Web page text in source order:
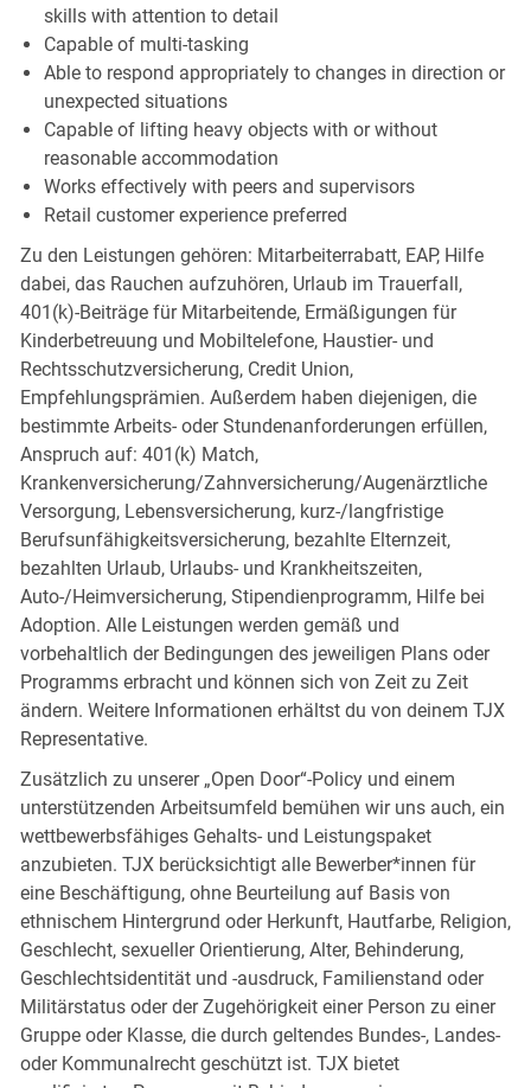
skills with attention to detail
Capable of multi-tasking
Able to respond appropriately to changes in direction or
unexpected situations
Capable of lifting heavy objects with or without
reasonable accommodation
Works effectively with peers and supervisors
Retail customer experience preferred
Zu den Leistungen gehören: Mitarbeiterrabatt, EAP, Hilfe
dabei, das Rauchen aufzuhören, Urlaub im Trauerfall,
401(k)-Beiträge für Mitarbeitende, Ermäßigungen für
Kinderbetreuung und Mobiltelefone, Haustier- und
Rechtsschutzversicherung, Credit Union,
Empfehlungsprämien. Außerdem haben diejenigen, die
bestimmte Arbeits- oder Stundenanforderungen erfüllen,
Anspruch auf: 401(k) Match,
Krankenversicherung/Zahnversicherung/Augenärztliche
Versorgung, Lebensversicherung, kurz-/langfristige
Berufsunfähigkeitsversicherung, bezahlte Elternzeit,
bezahlten Urlaub, Urlaubs- und Krankheitszeiten,
Auto-/Heimversicherung, Stipendienprogramm, Hilfe bei
Adoption. Alle Leistungen werden gemäß und
vorbehaltlich der Bedingungen des jeweiligen Plans oder
Programms erbracht und können sich von Zeit zu Zeit
ändern. Weitere Informationen erhältst du von deinem TJX
Representative.
Zusätzlich zu unserer „Open Door“-Policy und einem
unterstützenden Arbeitsumfeld bemühen wir uns auch, ein
wettbewerbsfähiges Gehalts- und Leistungspaket
anzubieten. TJX berücksichtigt alle Bewerber*innen für
eine Beschäftigung, ohne Beurteilung auf Basis von
ethnischem Hintergrund oder Herkunft, Hautfarbe, Religion,
Geschlecht, sexueller Orientierung, Alter, Behinderung,
Geschlechtsidentität und -ausdruck, Familienstand oder
Militärstatus oder der Zugehörigkeit einer Person zu einer
Gruppe oder Klasse, die durch geltendes Bundes-, Landes-
oder Kommunalrecht geschützt ist. TJX bietet